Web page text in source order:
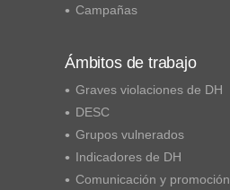
Campañas
Ámbitos de trabajo
Graves violaciones de DH
DESC
Grupos vulnerados
Indicadores de DH
Comunicación y promoción